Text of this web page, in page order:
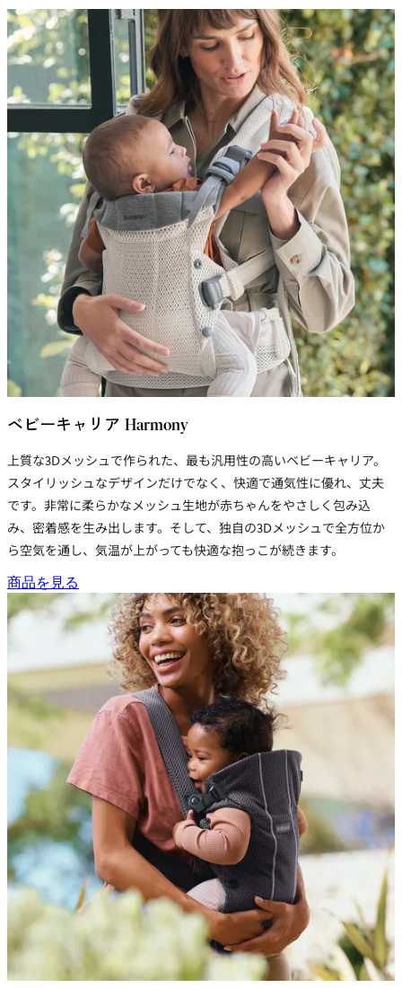
ベビーキャリア Harmony
上質な3Dメッシュで作られた、最も汎用性の高いベビーキャリア。
スタイリッシュなデザインだけでなく、快適で通気性に優れ、丈夫
です。非常に柔らかなメッシュ生地が赤ちゃんをやさしく包み込
み、密着感を生み出します。そして、独自の3Dメッシュで全方位か
ら空気を通し、気温が上がっても快適な抱っこが続きます。
商品を見る